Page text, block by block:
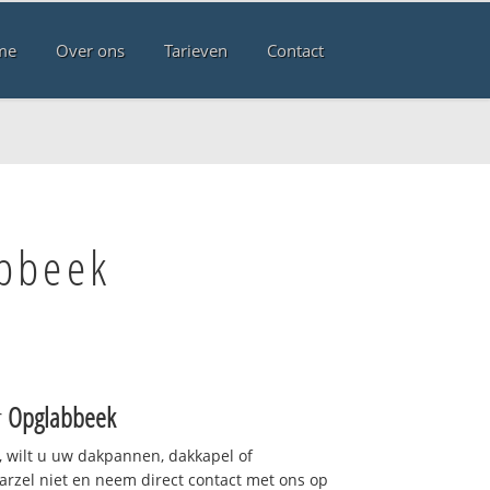
Over ons Tarieven Contact
Opglabbeek
u uw dakpannen, dakkapel of
niet en neem direct contact met ons op